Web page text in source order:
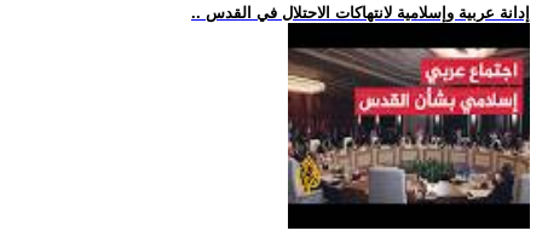
.. إدانة عربية وإسلامية لانتهاكات الاحتلال في القدس